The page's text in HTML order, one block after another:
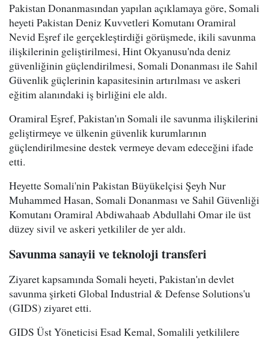
Pakistan Donanmasından yapılan açıklamaya göre, Somali
heyeti Pakistan Deniz Kuvvetleri Komutanı Oramiral
Nevid Eşref ile gerçekleştirdiği görüşmede, ikili savunma
ilişkilerinin geliştirilmesi, Hint Okyanusu'nda deniz
güvenliğinin güçlendirilmesi, Somali Donanması ile Sahil
Güvenlik güçlerinin kapasitesinin artırılması ve askeri
eğitim alanındaki iş birliğini ele aldı.
Oramiral Eşref, Pakistan'ın Somali ile savunma ilişkilerini
geliştirmeye ve ülkenin güvenlik kurumlarının
güçlendirilmesine destek vermeye devam edeceğini ifade
etti.
Heyette Somali'nin Pakistan Büyükelçisi Şeyh Nur
Muhammed Hasan, Somali Donanması ve Sahil Güvenliği
Komutanı Oramiral Abdiwahaab Abdullahi Omar ile üst
düzey sivil ve askeri yetkililer de yer aldı.
Savunma sanayii ve teknoloji transferi
Ziyaret kapsamında Somali heyeti, Pakistan'ın devlet
savunma şirketi Global Industrial & Defense Solutions'u
(GIDS) ziyaret etti.
GIDS Üst Yöneticisi Esad Kemal, Somalili yetkililere